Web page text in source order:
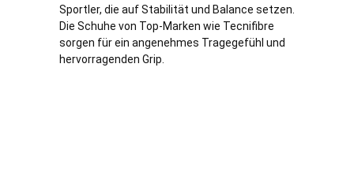
Sportler, die auf Stabilität und Balance setzen.
Die Schuhe von Top-Marken wie Tecnifibre
sorgen für ein angenehmes Tragegefühl und
hervorragenden Grip.